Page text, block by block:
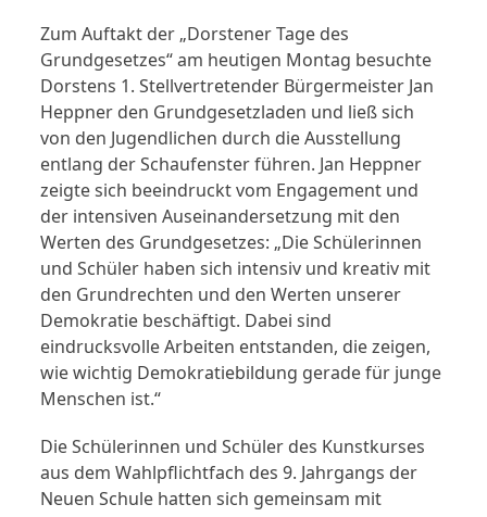
Zum Auftakt der „Dorstener Tage des
Grundgesetzes“ am heutigen Montag besuchte
Dorstens 1. Stellvertretender Bürgermeister Jan
Heppner den Grundgesetzladen und ließ sich
von den Jugendlichen durch die Ausstellung
entlang der Schaufenster führen. Jan Heppner
zeigte sich beeindruckt vom Engagement und
der intensiven Auseinandersetzung mit den
Werten des Grundgesetzes: „Die Schülerinnen
und Schüler haben sich intensiv und kreativ mit
den Grundrechten und den Werten unserer
Demokratie beschäftigt. Dabei sind
eindrucksvolle Arbeiten entstanden, die zeigen,
wie wichtig Demokratiebildung gerade für junge
Menschen ist.“
Die Schülerinnen und Schüler des Kunstkurses
aus dem Wahlpflichtfach des 9. Jahrgangs der
Neuen Schule hatten sich gemeinsam mit